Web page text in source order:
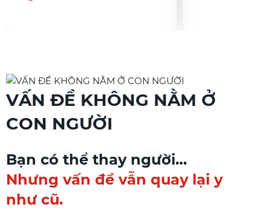
VẤN ĐỀ KHÔNG NẰM Ở
CON NGƯỜI
Bạn có thể thay người…
Nhưng vấn đề vẫn quay lại y
như cũ.